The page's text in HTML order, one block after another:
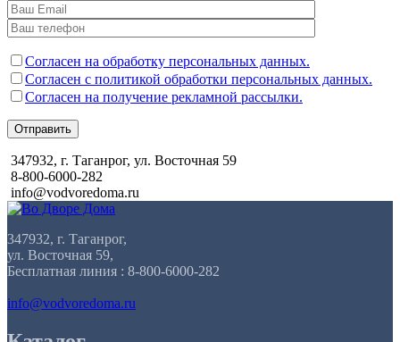
Согласен на обработку персональных данных.
Согласен с политикой обработки персональных данных.
Согласен на получение рекламной рассылки.
Отправить
347932, г. Таганрог, ул. Восточная 59
8-800-6000-282
info@vodvoredoma.ru
347932, г. Таганрог,
ул. Восточная 59,
Бесплатная линия : 8-800-6000-282
info@vodvoredoma.ru